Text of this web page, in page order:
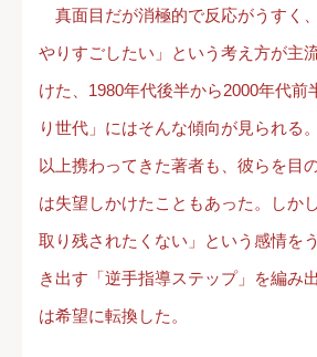
真面目だが消極的で反応がうすく
やりすごしたい」という考え方が主
けた、1980年代後半から2000年代前
り世代」にはそんな傾向が見られる
以上携わってきた著者も、彼らを目
は失望しかけたこともあった。しか
取り残されたくない」という感情を
き出す「逆手指導ステップ」を編み
は希望に転換した。